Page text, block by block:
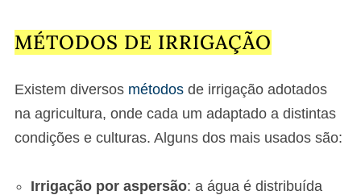
MÉTODOS DE IRRIGAÇÃO
Existem diversos métodos de irrigação adotados
na agricultura, onde cada um adaptado a distintas
condições e culturas. Alguns dos mais usados são:
Irrigação por aspersão: a água é distribuída